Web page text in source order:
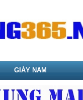
GIÀY NAM